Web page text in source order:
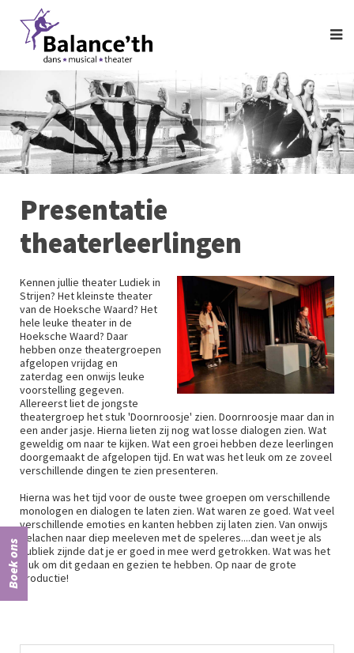
Boek ons
Presentatie
theaterleerlingen
Kennen jullie theater Ludiek in
Strijen? Het kleinste theater
van de Hoeksche Waard? Het
hele leuke theater in de
Hoeksche Waard? Daar
hebben onze theatergroepen
afgelopen vrijdag en
zaterdag een onwijs leuke
voorstelling gegeven.
Allereerst liet de jongste
theatergroep het stuk 'Doornroosje' zien. Doornroosje maar dan in
een ander jasje. Hierna lieten zij nog wat losse dialogen zien. Wat
geweldig om naar te kijken. Wat een groei hebben deze leerlingen
doorgemaakt de afgelopen tijd. En wat was het leuk om ze zoveel
verschillende dingen te zien presenteren.
Hierna was het tijd voor de ouste twee groepen om verschillende
monologen en dialogen te laten zien. Wat waren ze goed. Wat veel
verschillende emoties en kanten hebben zij laten zien. Van onwijs
gelachen naar diep meeleven met de speleres....dan weet je als
publiek zijnde dat je er goed in mee werd getrokken. Wat was het
leuk om dit gedaan en gezien te hebben. Op naar de grote
productie!